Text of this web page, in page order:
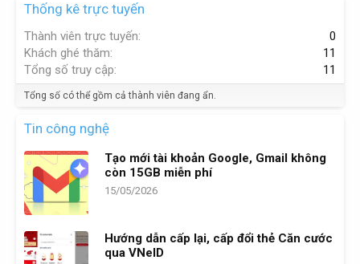
Thống kê trực tuyến
Thành viên trực tuyến
0
Khách ghé thăm
11
Tổng số truy cập
11
Tổng số có thể gồm cả thành viên đang ẩn.
Tin công nghệ
Tạo mới tài khoản Google, Gmail không
còn 15GB miễn phí
15/05/2026
Hướng dẫn cấp lại, cấp đổi thẻ Căn cước
qua VNeID